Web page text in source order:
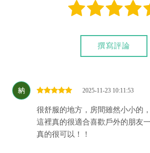
撰寫評論
2025-11-23 10:11:53
很舒服的地方，房間雖然小小的
這裡真的很適合喜歡戶外的朋友
真的很可以！！